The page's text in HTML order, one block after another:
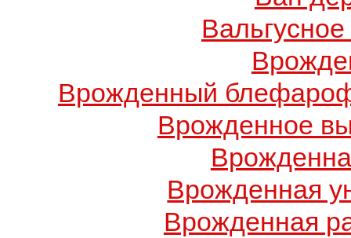
Врожденный
Врожденное
Врожденная
Врожденная